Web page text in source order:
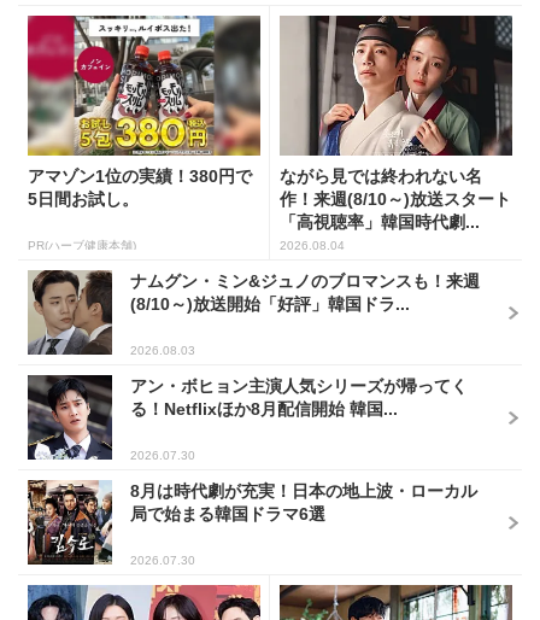
アマゾン1位の実績！380円で
5日間お試し。
PR(ハーブ健康本舗)
ながら見では終われない名
作！来週(8/10～)放送スタート
「高視聴率」韓国時代劇...
2026.08.04
ナムグン・ミン&ジュノのブロマンスも！来週
(8/10～)放送開始「好評」韓国ドラ...
2026.08.03
アン・ボヒョン主演人気シリーズが帰ってく
る！Netflixほか8月配信開始 韓国...
2026.07.30
8月は時代劇が充実！日本の地上波・ローカル
局で始まる韓国ドラマ6選
2026.07.30